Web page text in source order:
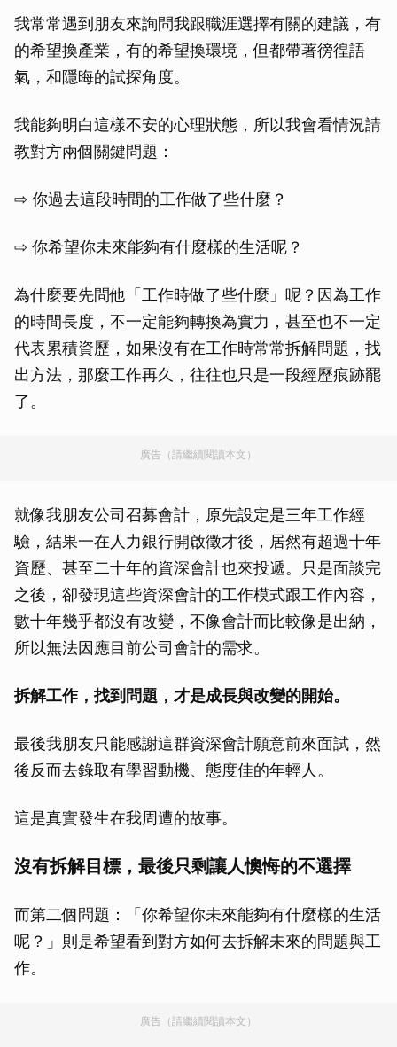
我常常遇到朋友來詢問我跟職涯選擇有關的建議，有
的希望換產業，有的希望換環境，但都帶著徬徨語
氣，和隱晦的試探角度。
我能夠明白這樣不安的心理狀態，所以我會看情況請
教對方兩個關鍵問題：
⇨ 你過去這段時間的工作做了些什麼？
⇨ 你希望你未來能夠有什麼樣的生活呢？
為什麼要先問他「工作時做了些什麼」呢？因為工作
的時間長度，不一定能夠轉換為實力，甚至也不一定
代表累積資歷，如果沒有在工作時常常拆解問題，找
出方法，那麼工作再久，往往也只是一段經歷痕跡罷
了。
廣告（請繼續閱讀本文）
就像我朋友公司召募會計，原先設定是三年工作經
驗，結果一在人力銀行開啟徵才後，居然有超過十年
資歷、甚至二十年的資深會計也來投遞。只是面談完
之後，卻發現這些資深會計的工作模式跟工作內容，
數十年幾乎都沒有改變，不像會計而比較像是出納，
所以無法因應目前公司會計的需求。
拆解工作，找到問題，才是成長與改變的開始。
最後我朋友只能感謝這群資深會計願意前來面試，然
後反而去錄取有學習動機、態度佳的年輕人。
這是真實發生在我周遭的故事。
沒有拆解目標，最後只剩讓人懊悔的不選擇
而第二個問題：「你希望你未來能夠有什麼樣的生活
呢？」則是希望看到對方如何去拆解未來的問題與工
作。
廣告（請繼續閱讀本文）